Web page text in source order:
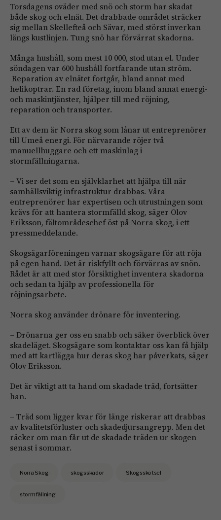
Torsdagens oväder med snö och storm har skadat
både skog och elnät. Det drabbade området sträcker
sig mellan Skellefteå och Sävar, med störst inverkan
längs kustlinjen. Tung snö har förvärrat skadorna.
Många hushåll, som mest 10 000, stod utan el. Under
söndagen var 600 hushåll fortfarande utan ström.
Reparation av elnätet fortgår, bland annat med
helikoptrar. En rad företag, inom bland annat energi-
och maskintjänster, hjälper till med röjning,
reparation och transporter.
Ett av dem är Norra skog som lånar ut entreprenörer
till Umeå energi. För närvarande röjer två
manuellhuggare och ett maskinlag i
stormfällningarna.
– Vi ser det som en självklarhet att hjälpa till när
samhällsviktig infrastruktur drabbas. Våra
entreprenörer har expertisen och utrustningen som
krävs för att hantera stormfälld skog, säger Olov
Eriksson, fältområdeschef öst på Norra skog, i ett
pressmeddelande.
Skogsägarföreningen varnar skogsägare för att röja
på egen hand. Det är riskfyllt och förvärras av snön.
Rådet är att med stor försiktighet inventera skadorna
och sedan ta hjälp av professionella för
röjningsarbete.
Norra skog använder drönare för inventering.
– Drönarna ger oss en snabb och säker överblick över
skadeläget. Skogsägare som kontaktar oss kan få hjälp
med att kartlägga hur deras skog har påverkats, säger
Olov Eriksson.
Det är viktigt att ta hand om skadade träd, fortsätter
han.
– Träd som ligger kvar för länge riskerar att drabbas
av kvalitetsförluster och skadedjursangrepp. Men det
räcker om man får ut de skadade träden ur skogen
senast i sommar.
Norra Skog skogsskador Skogsskötsel
stormfällning